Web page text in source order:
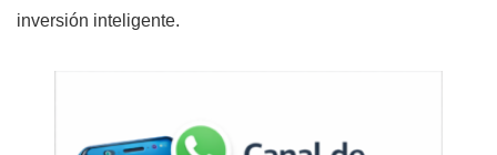
inversión inteligente.